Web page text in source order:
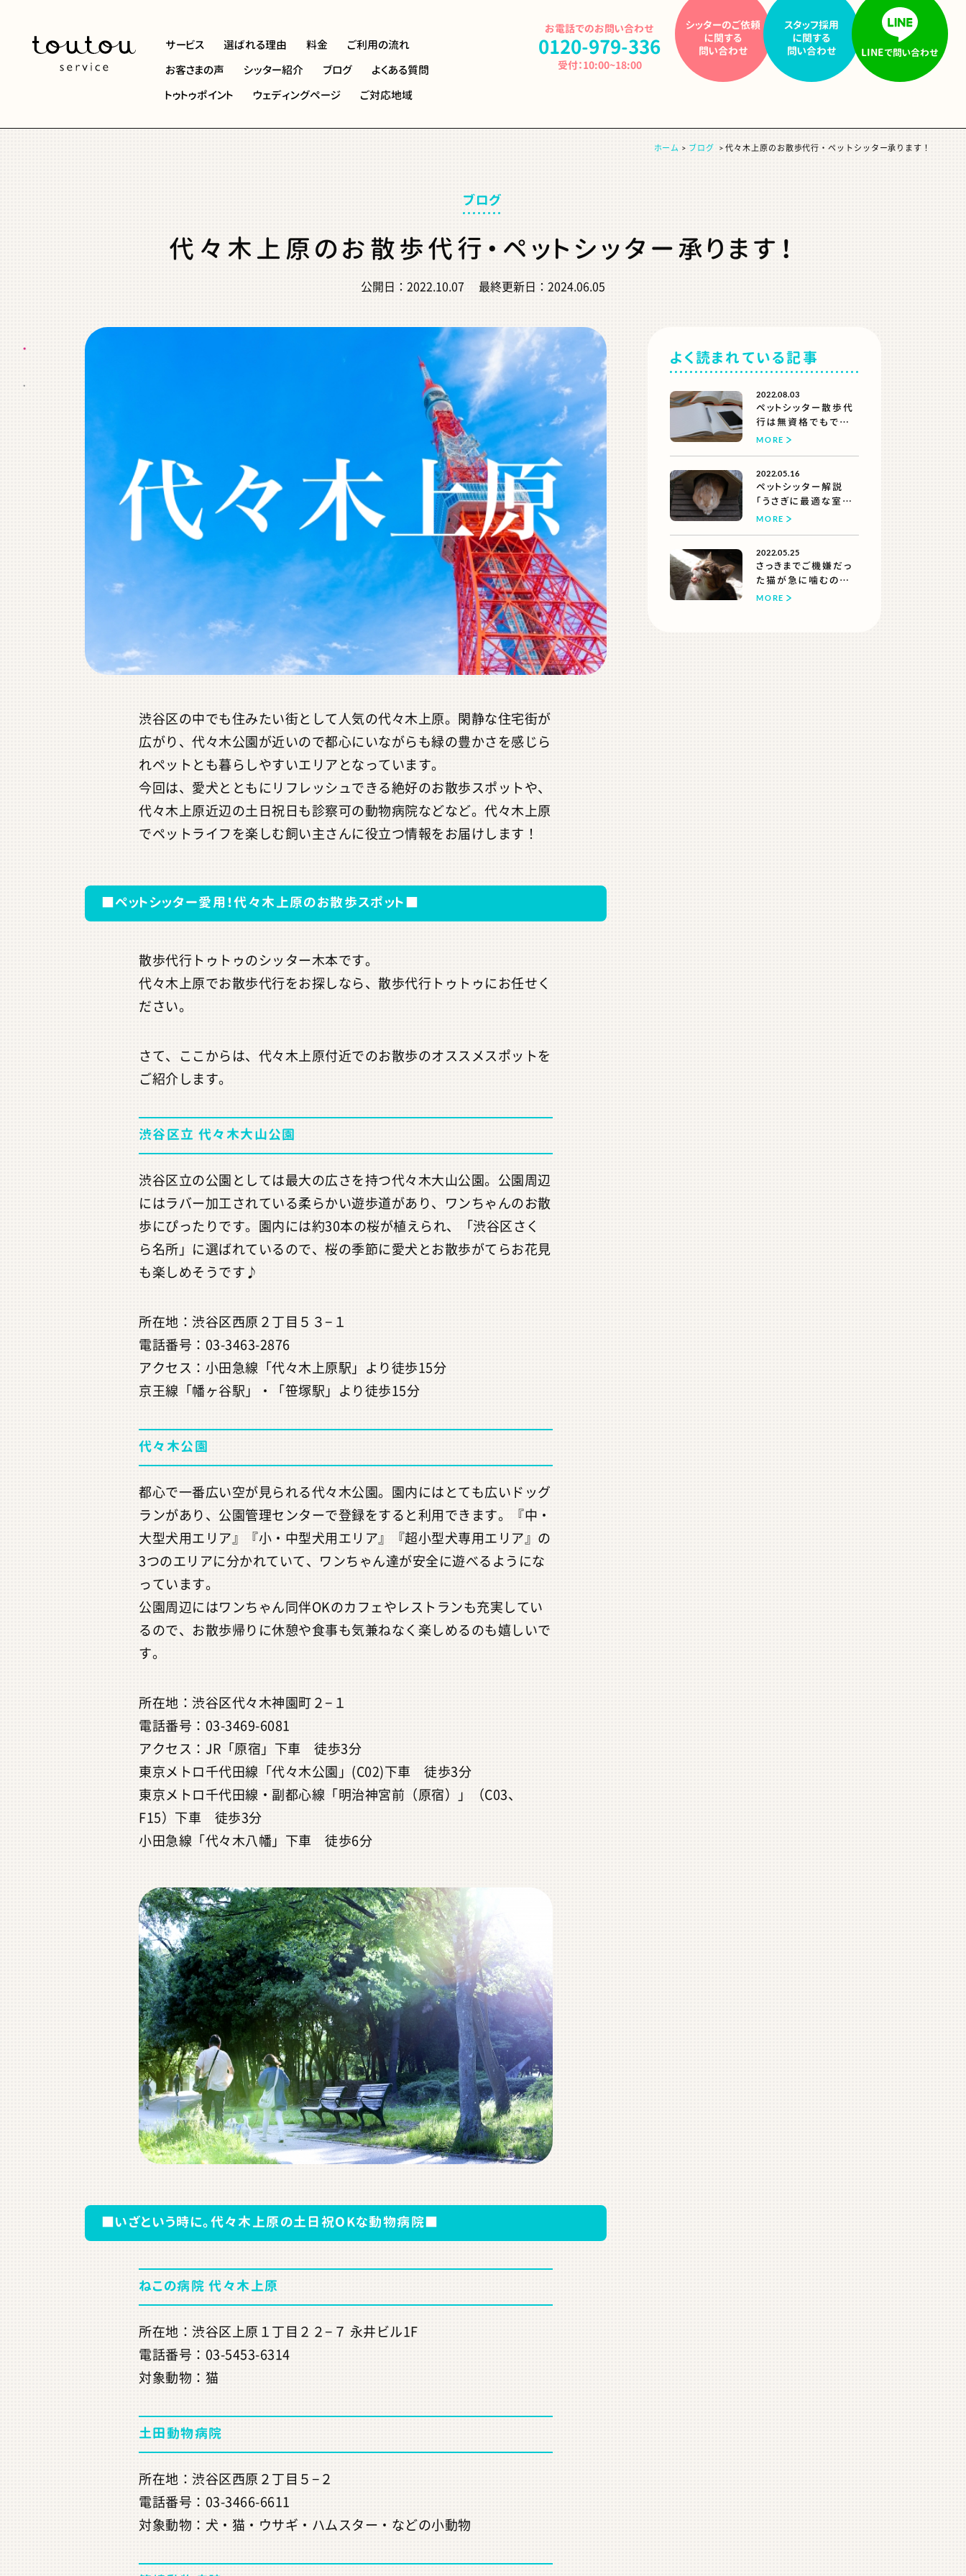
サービス 選ばれる理由 料金
ご利用の流れ
お客さまの声
シッター紹介 ブログ よくある質問
トゥトゥポイント
ウェディングページ ご対応地域
お電話でのお問い合わせ
0120-979-336
受付：10:00~18:00
シッターのご依頼
に関する
問い合わせ
スタッフ採用
に関する
問い合わせ
LINEで問い合わせ
ブログ
代々木上原のお散歩代行・ペットシッター承ります！
公開日： 2022.10.07 最終更新日： 2024.06.05
ホーム ブログ 代々木上原のお散歩代行・ペットシッター承ります！
渋谷区の中でも住みたい街として人気の代々木上原。閑静な住宅街が
広がり、代々木公園が近いので都心にいながらも緑の豊かさを感じら
れペットとも暮らしやすいエリアとなっています。
今回は、愛犬とともにリフレッシュできる絶好のお散歩スポットや、
代々木上原近辺の土日祝日も診察可の動物病院などなど。代々木上原
でペットライフを楽しむ飼い主さんに役立つ情報をお届けします！
■ペットシッター愛用！代々木上原のお散歩スポット■
散歩代行トゥトゥのシッター木本です。
代々木上原でお散歩代行をお探しなら、散歩代行トゥトゥにお任せく
ださい。
さて、ここからは、代々木上原付近でのお散歩のオススメスポットを
ご紹介します。
渋谷区立 代々木大山公園
渋谷区立の公園としては最大の広さを持つ代々木大山公園。公園周辺
にはラバー加工されている柔らかい遊歩道があり、ワンちゃんのお散
歩にぴったりです。園内には約30本の桜が植えられ、「渋谷区さく
ら名所」に選ばれているので、桜の季節に愛犬とお散歩がてらお花見
も楽しめそうです♪
所在地：渋谷区西原２丁目５３−１
電話番号：03-3463-2876
アクセス：小田急線「代々木上原駅」より徒歩15分
京王線「幡ヶ谷駅」・「笹塚駅」より徒歩15分
代々木公園
都心で一番広い空が見られる代々木公園。園内にはとても広いドッグ
ランがあり、公園管理センターで登録をすると利用できます。『中・
大型犬用エリア』『小・中型犬用エリア』『超小型犬専用エリア』の
3つのエリアに分かれていて、ワンちゃん達が安全に遊べるようにな
っています。
公園周辺にはワンちゃん同伴OKのカフェやレストランも充実してい
るので、お散歩帰りに休憩や食事も気兼ねなく楽しめるのも嬉しいで
す。
所在地：渋谷区代々木神園町２−１
電話番号：03-3469-6081
アクセス：JR「原宿」下車 徒歩3分
東京メトロ千代田線「代々木公園」(C02)下車 徒歩3分
東京メトロ千代田線・副都心線「明治神宮前（原宿）」（C03、
F15）下車 徒歩3分
小田急線「代々木八幡」下車 徒歩6分
■いざという時に。代々木上原の土日祝OKな動物病院■
ねこの病院 代々木上原
所在地：渋谷区上原１丁目２２−７ 永井ビル1F
電話番号：03-5453-6314
対象動物：猫
土田動物病院
所在地：渋谷区西原２丁目５−２
電話番号：03-3466-6611
対象動物：犬・猫・ウサギ・ハムスター・などの小動物
よく読まれている記事
2022.08.03
ペットシッター散歩代
行は無資格でもでき
る？
MORE
2022.05.16
ペットシッター解説
「うさぎに最適な室温
は？夏と冬に気をつけ
MORE
2022.05.25
さっきまでご機嫌だっ
た猫が急に噛むのは
なぜ？
MORE